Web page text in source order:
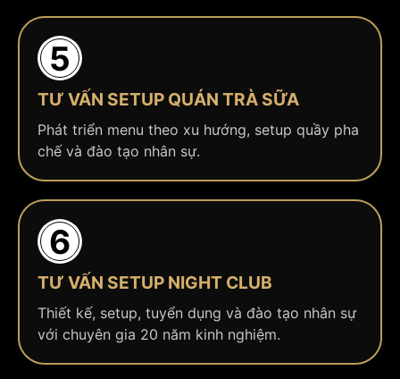
5
TƯ VẤN SETUP QUÁN TRÀ SỮA
Phát triển menu theo xu hướng, setup quầy pha
chế và đào tạo nhân sự.
6
TƯ VẤN SETUP NIGHT CLUB
Thiết kế, setup, tuyển dụng và đào tạo nhân sự
với chuyên gia 20 năm kinh nghiệm.